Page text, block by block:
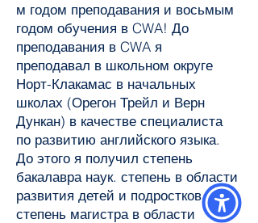
м годом преподавания и восьмым
годом обучения в CWA! До
преподавания в CWA я
преподавал в школьном округе
Норт-Клакамас в начальных
школах (Орегон Трейл и Верн
Дункан) в качестве специалиста
по развитию английского языка.
До этого я получил степень
бакалавра наук. степень в области
развития детей и подростков и
степень магистра в области